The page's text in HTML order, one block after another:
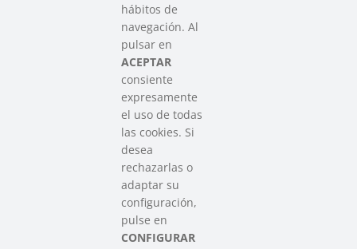
SAREEN SAREA
Asociación que agrupa a las redes
del Tercer Sector Social en Euskadi
Contacto
info@sareensarea.eu
Iparraguirre, 9 lonja – 48009 Bilbao
946 569 230
Colabora
hábitos de
navegación. Al
pulsar en
ACEPTAR
consiente
expresamente
el uso de todas
las cookies. Si
desea
rechazarlas o
adaptar su
configuración,
pulse en
CONFIGURAR